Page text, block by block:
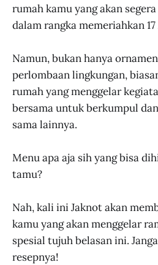
rumah kamu yang akan
dalam rangka memeriahkan
Namun, bukan hanya
perlombaan lingkungan,
rumah yang menggelar
bersama untuk berkumpul
sama lainnya.
Menu apa aja sih yang bisa
tamu?
Nah, kali ini Jaknot akan
kamu yang akan menggelar
spesial tujuh belasan ini.
resepnya!